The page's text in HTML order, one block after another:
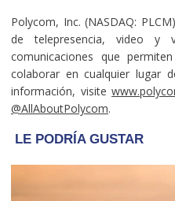
Polycom, Inc. (NASDAQ:
de telepresencia, video
comunicaciones que
colaborar en cualquier lugar
información, visite
@AllAboutPolycom.